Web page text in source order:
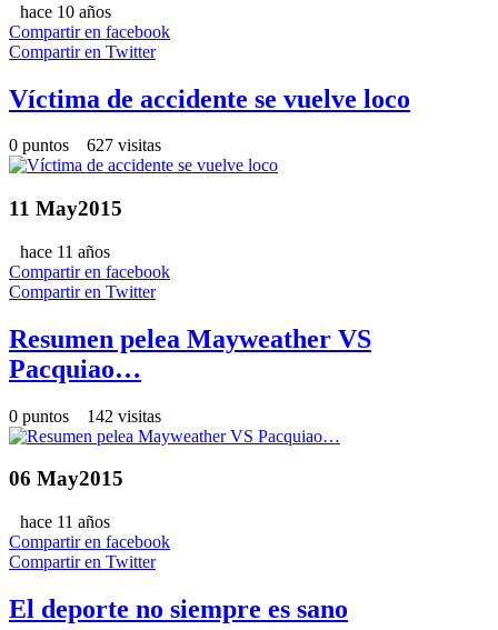
hace 10 años
Compartir en facebook
Compartir en Twitter
Víctima de accidente se vuelve loco
0 puntos 627 visitas
11 May2015
hace 11 años
Compartir en facebook
Compartir en Twitter
Resumen pelea Mayweather VS
Pacquiao…
0 puntos 142 visitas
06 May2015
hace 11 años
Compartir en facebook
Compartir en Twitter
El deporte no siempre es sano